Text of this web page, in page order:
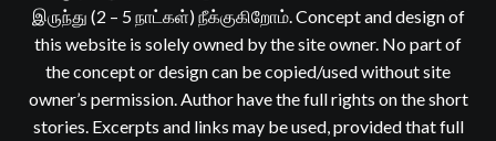
இருந்து (2 – 5 நாட்கள்) நீக்குகிறோம். Concept and design of
this website is solely owned by the site owner. No part of
the concept or design can be copied/used without site
owner’s permission. Author have the full rights on the short
stories. Excerpts and links may be used, provided that full